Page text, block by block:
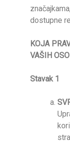
dostupne
KOJA
VAŠIH
Stavak 1